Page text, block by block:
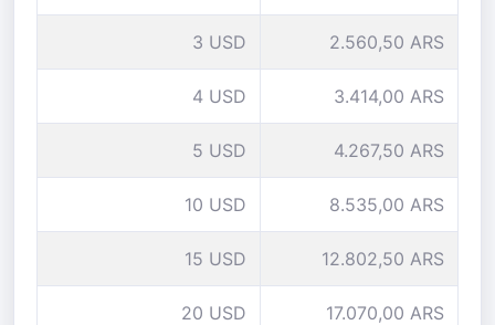
3 USD 2.560,50 ARS
4 USD 3.414,00 ARS
5 USD 4.267,50 ARS
10 USD 8.535,00 ARS
15 USD 12.802,50 ARS
20 USD 17.070,00 ARS